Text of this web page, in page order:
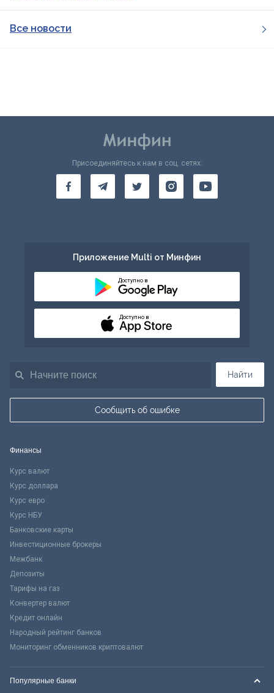
Все новости
Найти
Сообщить об ошибке
Присоединяйтесь к нам в соц. сетях:
Приложение Multi от Минфин
Доступно в
Доступно в
Финансы
Курс валют
Курс доллара
Курс евро
Курс НБУ
Банковские карты
Инвестиционные брокеры
Межбанк
Депозиты
Тарифы на газ
Конвертер валют
Кредит онлайн
Народный рейтинг банков
Мониторинг обменников криптовалют
Популярные банки